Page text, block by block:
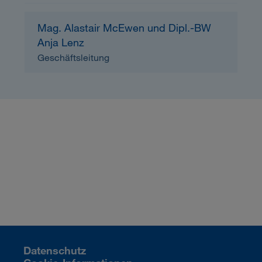
Mag. Alastair McEwen und Dipl.-BW
Anja Lenz
Geschäftsleitung
Datenschutz